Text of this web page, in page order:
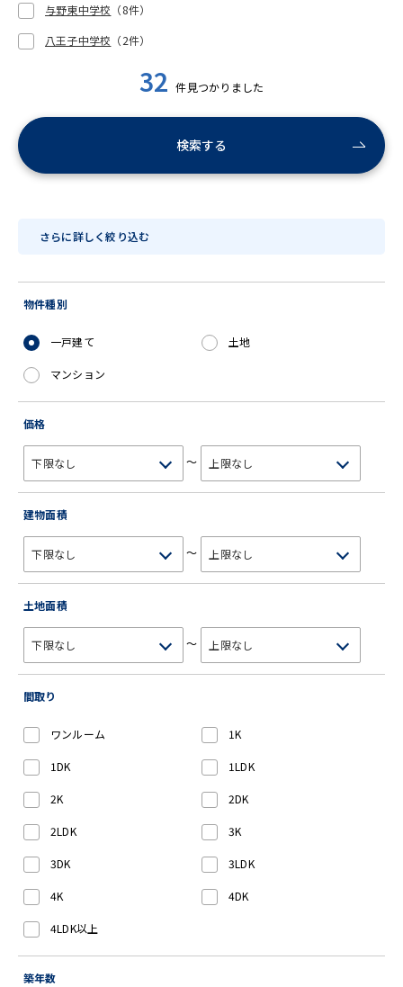
与野東中学校 （8件）
八王子中学校 （2件）
32 件見つかりました
検索する
さらに詳しく絞り込む
物件種別
一戸建て 土地
マンション
価格
～
建物面積
～
土地面積
～
間取り
ワンルーム 1K
1DK 1LDK
2K 2DK
2LDK 3K
3DK 3LDK
4K 4DK
4LDK以上
築年数